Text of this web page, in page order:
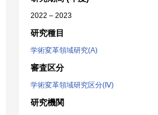
2022 – 2023
研究種目
学術変革領域研究(A)
審査区分
学術変革領域研究区分(Ⅳ)
研究機関